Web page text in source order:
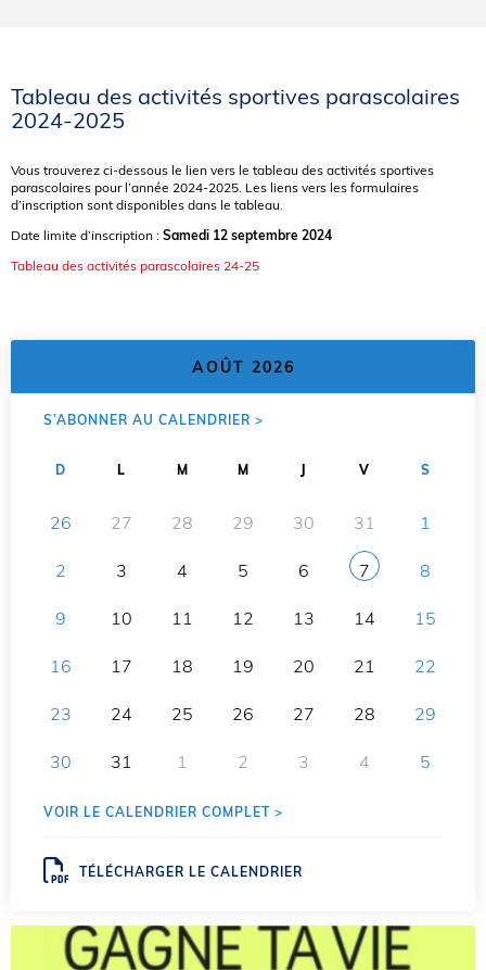
Tableau des activités sportives parascolaires
2024-2025
Vous trouverez ci-dessous le lien vers le tableau des activités sportives
parascolaires pour l’année 2024-2025. Les liens vers les formulaires
d’inscription sont disponibles dans le tableau.
Date limite d’inscription : Samedi 12 septembre 2024
Tableau des activités parascolaires 24-25
AOÛT 2026
S’ABONNER AU CALENDRIER >
D L M M V S
26 27 28 29 30 31 1
2 3 4 5 6 7 8
9 10 11 12 13 14 15
16 17 18 19 20 21 22
23 24 25 26 27 28 29
30 31 1 2 3 4 5
VOIR LE CALENDRIER COMPLET >
TÉLÉCHARGER LE CALENDRIER